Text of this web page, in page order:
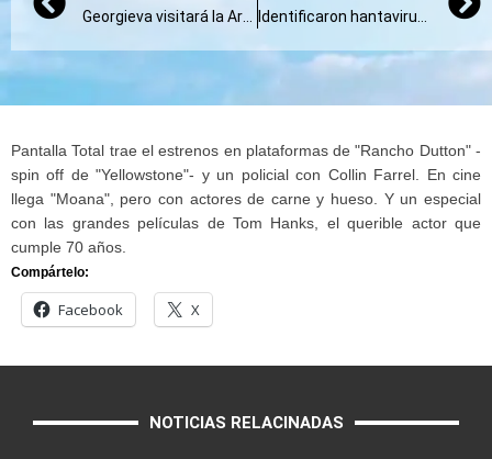
Pantalla Total trae el estrenos en plataformas de "Rancho Dutton" -
spin off de "Yellowstone"- y un policial con Collin Farrel. En cine
llega "Moana", pero con actores de carne y hueso. Y un especial
con las grandes películas de Tom Hanks, el querible actor que
cumple 70 años.
Compártelo:
Facebook X
NOTICIAS RELACINADAS